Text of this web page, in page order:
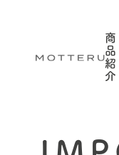
商
品
紹
介